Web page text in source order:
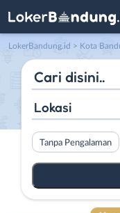
LokerBandung.id > Kota
Lokasi
Tanpa Pengalaman